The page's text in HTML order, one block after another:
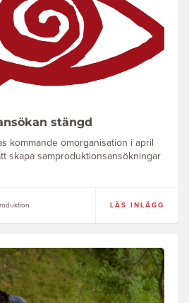
stängd
kommande omorganisation i april
skapa samproduktionsansökningar
LÄS INLÄGG